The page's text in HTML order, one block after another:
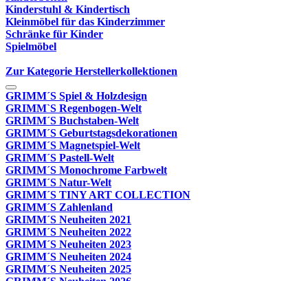
Kinderstuhl & Kindertisch
Kleinmöbel für das Kinderzimmer
Schränke für Kinder
Spielmöbel
Zur Kategorie Herstellerkollektionen
GRIMM´S Spiel & Holzdesign
GRIMM`S Regenbogen-Welt
GRIMM´S Buchstaben-Welt
GRIMM´S Geburtstagsdekorationen
GRIMM´S Magnetspiel-Welt
GRIMM´S Pastell-Welt
GRIMM´S Monochrome Farbwelt
GRIMM´S Natur-Welt
GRIMM´S TINY ART COLLECTION
GRIMM´S Zahlenland
GRIMM´S Neuheiten 2021
GRIMM´S Neuheiten 2022
GRIMM´S Neuheiten 2023
GRIMM´S Neuheiten 2024
GRIMM´S Neuheiten 2025